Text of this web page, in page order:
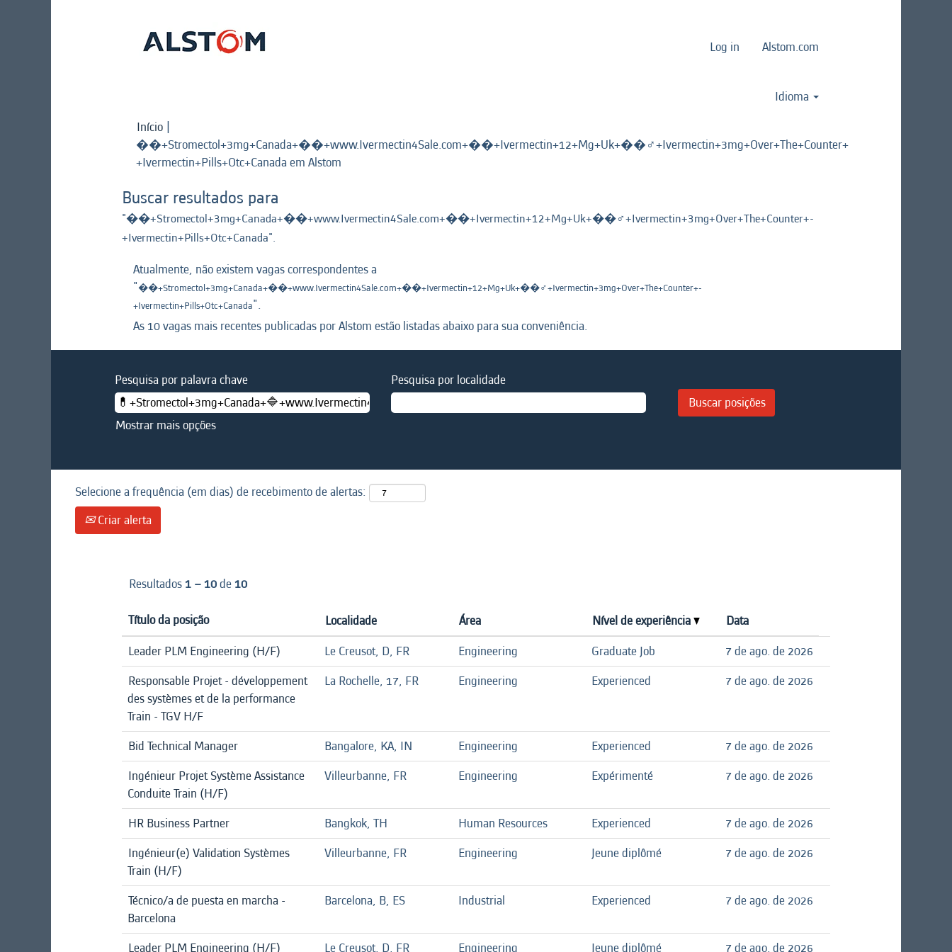
Log in Alstom.com
Idioma
Início |
��+Stromectol+3mg+Canada+��+www.Ivermectin4Sale.com+��+Ivermectin+12+Mg+Uk+��‍♂️+Ivermectin+3mg+Over+The+Counter+
+Ivermectin+Pills+Otc+Canada em Alstom
Buscar resultados para
"��+Stromectol+3mg+Canada+��+www.Ivermectin4Sale.com+��+Ivermectin+12+Mg+Uk+��‍♂️+Ivermectin+3mg+Over+The+Counter+-
+Ivermectin+Pills+Otc+Canada".
Atualmente, não existem vagas correspondentes a
"��+Stromectol+3mg+Canada+��+www.Ivermectin4Sale.com+��+Ivermectin+12+Mg+Uk+��‍♂️+Ivermectin+3mg+Over+The+Counter+-
+Ivermectin+Pills+Otc+Canada".
As 10 vagas mais recentes publicadas por Alstom estão listadas abaixo para sua conveniência.
Pesquisa por palavra chave Pesquisa por localidade
Mostrar mais opções
Selecione a frequência (em dias) de recebimento de alertas:
Criar alerta
Resultados1 – 10de10
Título da posição Localidade Área Nível de experiência
Data
Leader PLM Engineering (H/F)
Le Creusot, D, FR Engineering Graduate Job
7 de ago. de 2026
Responsable Projet - développement
des systèmes et de la performance
Train - TGV H/F
La Rochelle, 17, FR Engineering Experienced 7 de ago. de 2026
Bid Technical Manager Bangalore, KA, IN Engineering Experienced
7 de ago. de 2026
Ingénieur Projet Système Assistance
Conduite Train (H/F)
Villeurbanne, FR Engineering Expérimenté 7 de ago. de 2026
HR Business Partner Bangkok, TH Human Resources Experienced
7 de ago. de 2026
Ingénieur(e) Validation Systèmes
Train (H/F)
Villeurbanne, FR Engineering Jeune diplômé 7 de ago. de 2026
Técnico/a de puesta en marcha -
Barcelona
Barcelona, B, ES Industrial Experienced 7 de ago. de 2026
Leader PLM Engineering (H/F) Le Creusot, D, FR Engineering Jeune diplômé 7 de ago. de 2026